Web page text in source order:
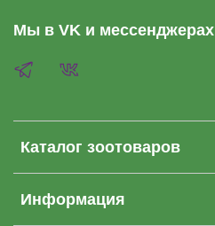
Каталог зоотоваров
Информация
Мы в VK и мессенджерах